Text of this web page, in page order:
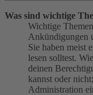
Was sind wichtige
Wichtige
Ankündigungen
Sie haben meist
lesen solltest.
deinen
kannst oder
Administration